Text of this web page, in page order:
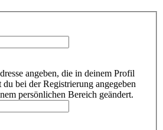
angeben, die in deinem Profil
bei der Registrierung angegeben
persönlichen Bereich geändert.